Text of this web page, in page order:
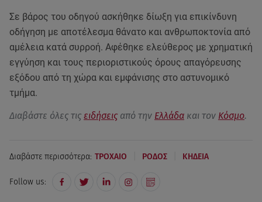
Σε βάρος του οδηγού ασκήθηκε δίωξη για επικίνδυνη
οδήγηση με αποτέλεσμα θάνατο και ανθρωποκτονία από
αμέλεια κατά συρροή. Αφέθηκε ελεύθερος με χρηματική
εγγύηση και τους περιοριστικούς όρους απαγόρευσης
εξόδου από τη χώρα και εμφάνισης στο αστυνομικό
τμήμα.
Διαβάστε όλες τις ειδήσεις από την Ελλάδα και τον Κόσμο.
Διαβάστε περισσότερα: ΤΡΟΧΑΙΟ ΡΟΔΟΣ ΚΗΔΕΙΑ
Follow us: